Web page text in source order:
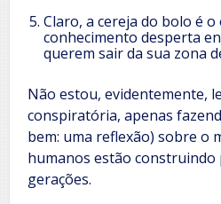
Claro, a cereja do bolo é o
conhecimento desperta
querem sair da sua zona
Não estou, evidentemente,
conspiratória, apenas
bem: uma reflexão) sobre o
humanos estão
gerações.